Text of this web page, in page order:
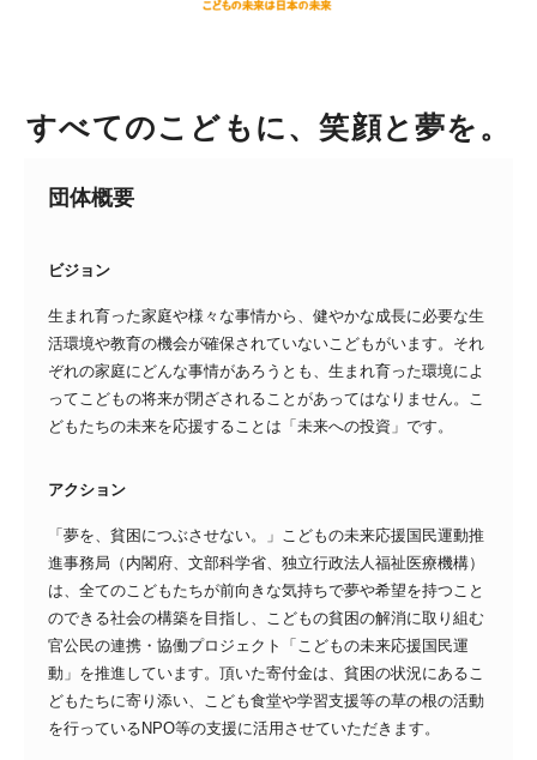
すべてのこどもに、笑顔と夢を。
団体概要
ビジョン
生まれ育った家庭や様々な事情から、健やかな成長に必要な生
活環境や教育の機会が確保されていないこどもがいます。それ
ぞれの家庭にどんな事情があろうとも、生まれ育った環境によ
ってこどもの将来が閉ざされることがあってはなりません。こ
どもたちの未来を応援することは「未来への投資」です。
アクション
「夢を、貧困につぶさせない。」こどもの未来応援国民運動推
進事務局（内閣府、文部科学省、独立行政法人福祉医療機構）
は、全てのこどもたちが前向きな気持ちで夢や希望を持つこと
のできる社会の構築を目指し、こどもの貧困の解消に取り組む
官公民の連携・協働プロジェクト「こどもの未来応援国民運
動」を推進しています。頂いた寄付金は、貧困の状況にあるこ
どもたちに寄り添い、こども食堂や学習支援等の草の根の活動
を行っているNPO等の支援に活用させていただきます。